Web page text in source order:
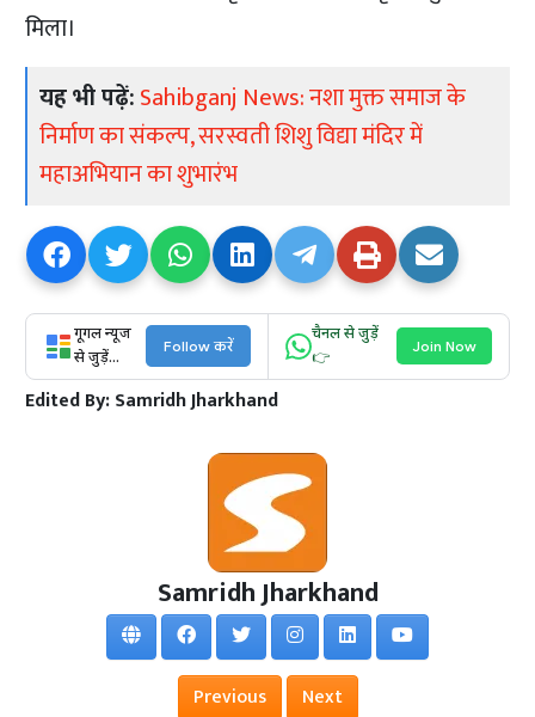
मिला।
यह भी पढ़ें:Sahibganj News: नशा मुक्त समाज के
निर्माण का संकल्प, सरस्वती शिशु विद्या मंदिर में
महाअभियान का शुभारंभ
गूगल न्यूज
से जुड़ें...
Follow करें
चैनल से जुड़ें
👉
Join Now
Edited By:Samridh Jharkhand
Samridh Jharkhand
Previous Next